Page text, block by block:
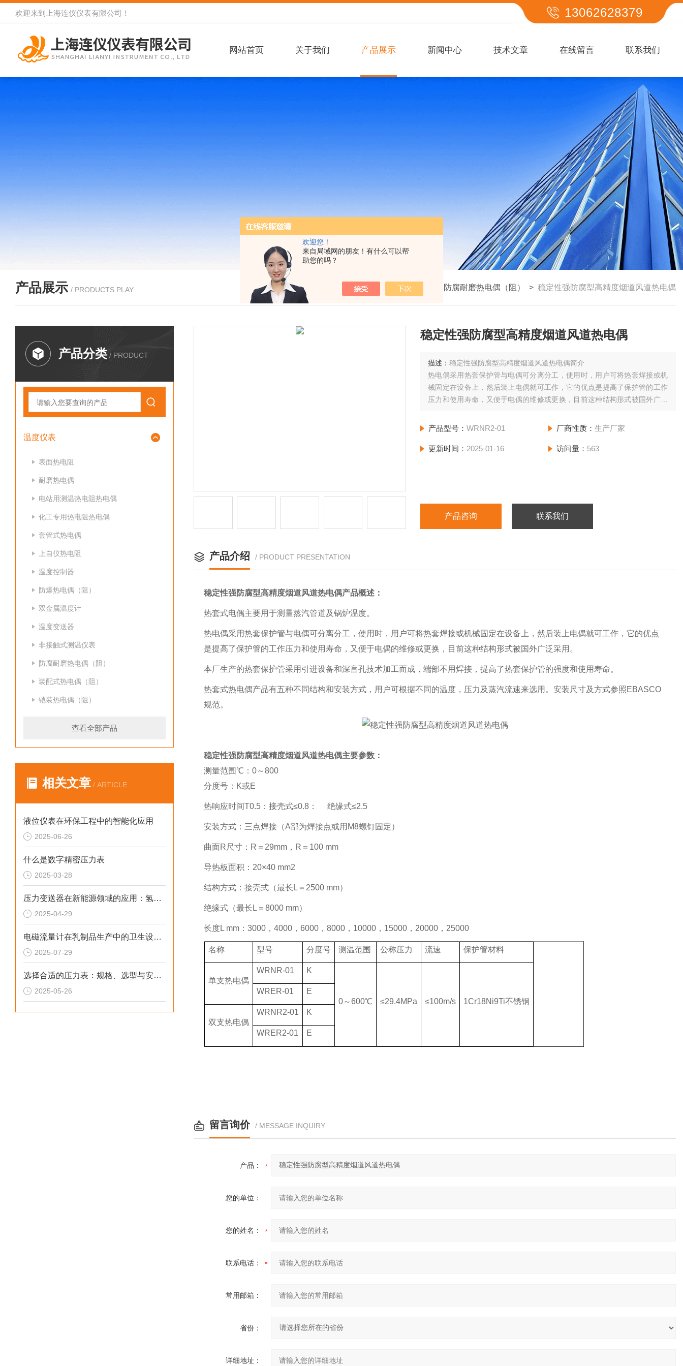
欢迎您！
来自局域网的朋友！有什么可以帮
助您的吗？
欢迎来到 上海连仪仪表有限公司 ！ 13062628379
网站首页 关于我们 产品展示 新闻中心 技术文章 在线留言 联系我们
产品展示 / PRODUCTS PLAY 我的位置： 产品展示 >温度仪表 防腐耐磨热电偶（阻） > 稳定性强防腐型高精度烟道风道热电偶
产品分类 / PRODUCT
温度仪表
表面热电阻
耐磨热电偶
电站用测温热电阻热电偶
化工专用热电阻热电偶
套管式热电偶
上自仪热电阻
温度控制器
防爆热电偶（阻）
双金属温度计
温度变送器
非接触式测温仪表
防腐耐磨热电偶（阻）
装配式热电偶（阻）
铠装热电偶（阻）
查看全部产品
相关文章 / ARTICLE
液位仪表在环保工程中的智能化应用
2025-06-26
什么是数字精密压力表
2025-03-28
压力变送器在新能源领域的应用：氢能/储能系统的压力监测
2025-04-29
电磁流量计在乳制品生产中的卫生设计与应用
2025-07-29
选择合适的压力表：规格、选型与安装指南
2025-05-26
稳定性强防腐型高精度烟道风道热电偶
描述：稳定性强防腐型高精度烟道风道热电偶简介
热电偶采用热套保护管与电偶可分离分工，使用时，用户可将热套焊接或机
械固定在设备上，然后装上电偶就可工作，它的优点是提高了保护管的工作
压力和使用寿命，又便于电偶的维修或更换，目前这种结构形式被国外广泛
产品型号：WRNR2-01 厂商性质： 生产厂家
更新时间： 2025-01-16 访问量： 563
产品咨询 联系我们
产品介绍 / PRODUCT PRESENTATION
稳定性强防腐型高精度烟道风道热电偶产品概述：
热套式电偶主要用于测量蒸汽管道及锅炉温度。
热电偶采用热套保护管与电偶可分离分工，使用时，用户可将热套焊接或机械固定在设备上，然后装上电偶就可工作，它的优点
是提高了保护管的工作压力和使用寿命，又便于电偶的维修或更换，目前这种结构形式被国外广泛采用。
本厂生产的热套保护管采用引进设备和深盲孔技术加工而成，端部不用焊接，提高了热套保护管的强度和使用寿命。
热套式热电偶产品有五种不同结构和安装方式，用户可根据不同的温度，压力及蒸汽流速来选用。安装尺寸及方式参照EBASCO
规范。
稳定性强防腐型高精度烟道风道热电偶主要参数：
测量范围℃：0～800
分度号：K或E
热响应时间T0.5：接壳式≤0.8： 绝缘式≤2.5
安装方式：三点焊接（A部为焊接点或用M8螺钉固定）
曲面R尺寸：R＝29mm，R＝100 mm
导热板面积：20×40 mm2
结构方式：接壳式（最长L＝2500 mm）
绝缘式（最长L＝8000 mm）
长度L mm：3000，4000，6000，8000，10000，15000，20000，25000
名称 型号 分度号 测温范围 公称压力 流速 保护管材料
单支热电偶
WRNR-01 K
0～600℃ ≤29.4MPa ≤100m/s 1Cr18Ni9Ti不锈钢
WRER-01 E
双支热电偶
WRNR2-01 K
WRER2-01 E
留言询价 / MESSAGE INQUIRY
产品：
您的单位：
您的姓名：
联系电话：
常用邮箱：
省份：
详细地址：